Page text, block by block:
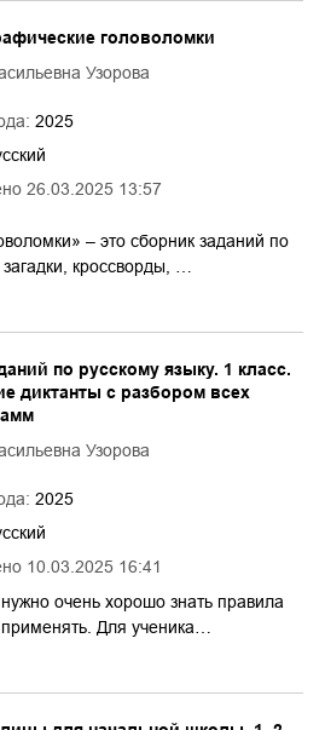
26.03.2025 13:57
головоломки
Узорова
2025
– это сборник заданий по
кроссворды, …
10.03.2025 16:41
по русскому языку. 1 класс.
диктанты с разбором всех
Узорова
2025
очень хорошо знать правила
Для ученика…